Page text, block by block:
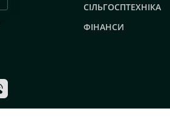
СІЛЬГОСПТЕХНІКА
ФІНАНСИ